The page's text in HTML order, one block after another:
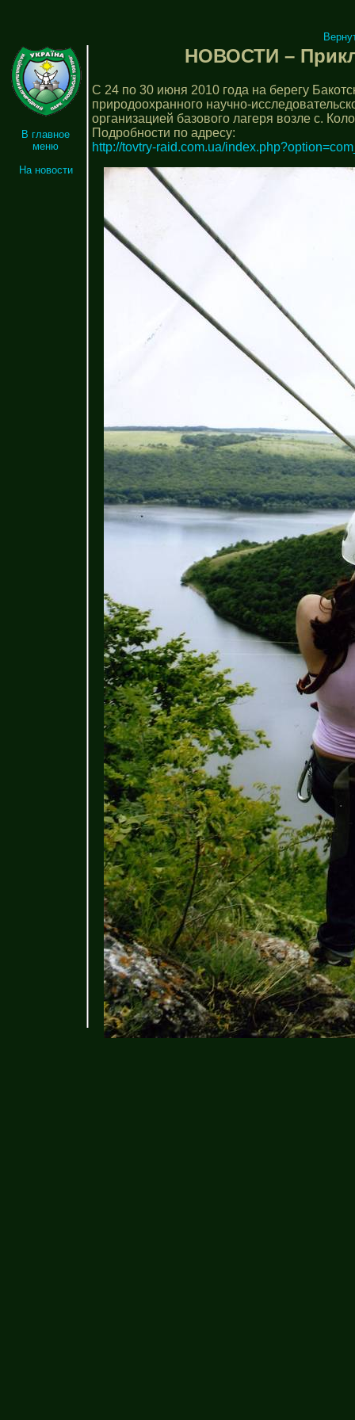
В главное
меню
На новости
НОВОСТИ –
С 24 по 30 июня 2010 года на берегу
природоохранного научно-
организацией базового лагеря возле с.
Подробности по адресу:
http://tovtry-raid.com.ua/